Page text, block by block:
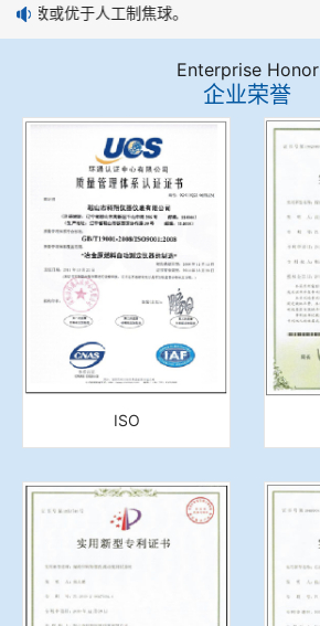
烧结/球团优化配矿研究设备
冶金渣、保护渣等高温物性检测设备
冶金石灰活性度测定仪
矿石、焦炭物理检测及制样设备
工业分析、测硫仪等
技术交流
标准下载
企业荣誉
在线买世界杯网站
一致或优于人工制焦球。
Enterprise Honor
企业荣誉
ISO